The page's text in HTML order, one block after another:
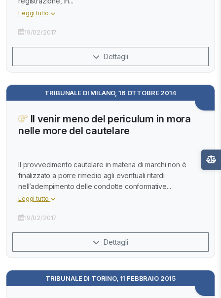
Leggi tutto
19/02/2017
Dettagli
TRIBUNALE DI MILANO, 16 OTTOBRE 2014
Il venir meno del periculum in mora
nelle more del cautelare
Il provvedimento cautelare in materia di marchi non è
finalizzato a porre rimedio agli eventuali ritardi
nell’adempimento delle condotte conformative...
Leggi tutto
19/02/2017
Dettagli
TRIBUNALE DI TORINO, 11 FEBBRAIO 2015